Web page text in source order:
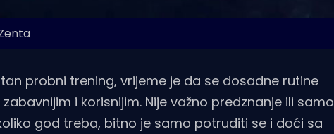
probni trening, vrijeme je da se dosadne rutine
i korisnijim. Nije važno predznanje ili samo
god treba, bitno je samo potruditi se i doći sa